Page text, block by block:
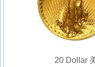
20 Dollar